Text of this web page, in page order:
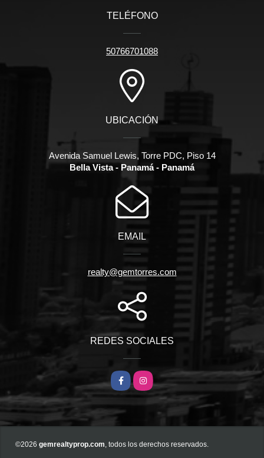
TELÉFONO
50766701088
UBICACIÓN
Avenida Samuel Lewis, Torre PDC, Piso 14
Bella Vista - Panamá - Panamá
EMAIL
realty@gemtorres.com
REDES SOCIALES
FacebookInstagram
©2026 gemrealtyprop.com, todos los derechos reservados.